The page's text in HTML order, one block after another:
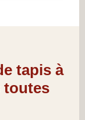
tapis à
toutes